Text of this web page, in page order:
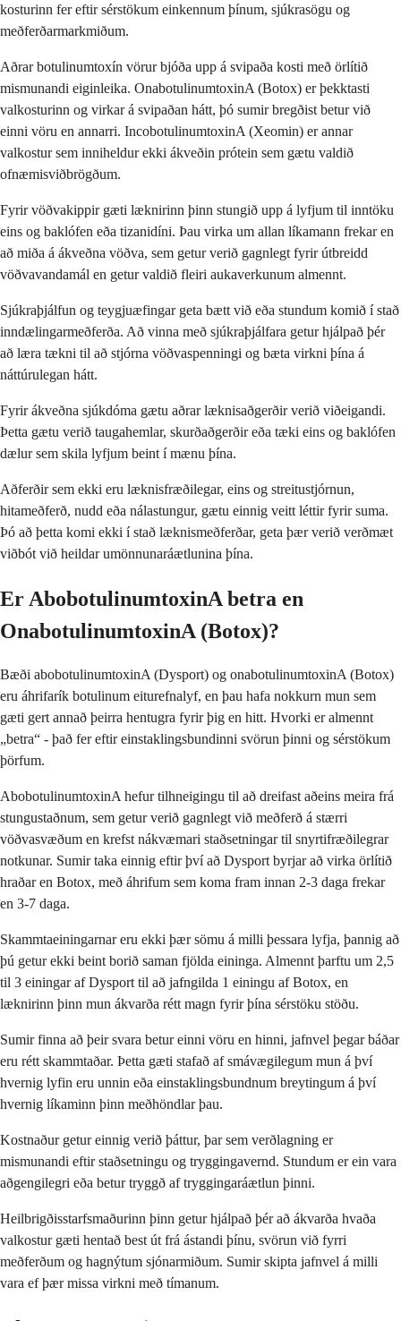
kosturinn fer eftir sérstökum einkennum þínum, sjúkrasögu og
meðferðarmarkmiðum.
Aðrar botulinumtoxín vörur bjóða upp á svipaða kosti með örlítið
mismunandi eiginleika. OnabotulinumtoxinA (Botox) er þekktasti
valkosturinn og virkar á svipaðan hátt, þó sumir bregðist betur við
einni vöru en annarri. IncobotulinumtoxinA (Xeomin) er annar
valkostur sem inniheldur ekki ákveðin prótein sem gætu valdið
ofnæmisviðbrögðum.
Fyrir vöðvakippir gæti læknirinn þinn stungið upp á lyfjum til inntöku
eins og baklófen eða tizanidíni. Þau virka um allan líkamann frekar en
að miða á ákveðna vöðva, sem getur verið gagnlegt fyrir útbreidd
vöðvavandamál en getur valdið fleiri aukaverkunum almennt.
Sjúkraþjálfun og teygjuæfingar geta bætt við eða stundum komið í stað
inndælingarmeðferða. Að vinna með sjúkraþjálfara getur hjálpað þér
að læra tækni til að stjórna vöðvaspenningi og bæta virkni þína á
náttúrulegan hátt.
Fyrir ákveðna sjúkdóma gætu aðrar læknisaðgerðir verið viðeigandi.
Þetta gætu verið taugahemlar, skurðaðgerðir eða tæki eins og baklófen
dælur sem skila lyfjum beint í mænu þína.
Aðferðir sem ekki eru læknisfræðilegar, eins og streitustjórnun,
hitameðferð, nudd eða nálastungur, gætu einnig veitt léttir fyrir suma.
Þó að þetta komi ekki í stað læknismeðferðar, geta þær verið verðmæt
viðbót við heildar umönnunaráætlunina þína.
Er AbobotulinumtoxinA betra en
OnabotulinumtoxinA (Botox)?
Bæði abobotulinumtoxinA (Dysport) og onabotulinumtoxinA (Botox)
eru áhrifarík botulinum eiturefnalyf, en þau hafa nokkurn mun sem
gæti gert annað þeirra hentugra fyrir þig en hitt. Hvorki er almennt
„betra“ - það fer eftir einstaklingsbundinni svörun þinni og sérstökum
þörfum.
AbobotulinumtoxinA hefur tilhneigingu til að dreifast aðeins meira frá
stungustaðnum, sem getur verið gagnlegt við meðferð á stærri
vöðvasvæðum en krefst nákvæmari staðsetningar til snyrtifræðilegrar
notkunar. Sumir taka einnig eftir því að Dysport byrjar að virka örlítið
hraðar en Botox, með áhrifum sem koma fram innan 2-3 daga frekar
en 3-7 daga.
Skammtaeiningarnar eru ekki þær sömu á milli þessara lyfja, þannig að
þú getur ekki beint borið saman fjölda eininga. Almennt þarftu um 2,5
til 3 einingar af Dysport til að jafngilda 1 einingu af Botox, en
læknirinn þinn mun ákvarða rétt magn fyrir þína sérstöku stöðu.
Sumir finna að þeir svara betur einni vöru en hinni, jafnvel þegar báðar
eru rétt skammtaðar. Þetta gæti stafað af smávægilegum mun á því
hvernig lyfin eru unnin eða einstaklingsbundnum breytingum á því
hvernig líkaminn þinn meðhöndlar þau.
Kostnaður getur einnig verið þáttur, þar sem verðlagning er
mismunandi eftir staðsetningu og tryggingavernd. Stundum er ein vara
aðgengilegri eða betur tryggð af tryggingaráætlun þinni.
Heilbrigðisstarfsmaðurinn þinn getur hjálpað þér að ákvarða hvaða
valkostur gæti hentað best út frá ástandi þínu, svörun við fyrri
meðferðum og hagnýtum sjónarmiðum. Sumir skipta jafnvel á milli
vara ef þær missa virkni með tímanum.